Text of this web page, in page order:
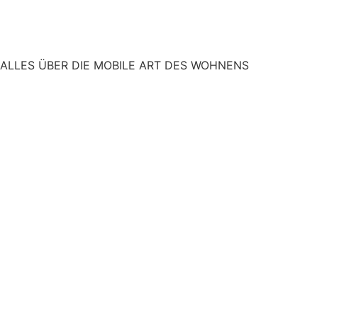
ALLES ÜBER DIE MOBILE ART DES WOHNENS